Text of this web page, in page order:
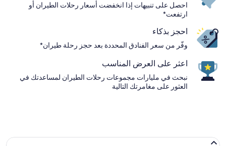
احصل على تنبيهات إذا انخفضت أسعار رحلات الطيران أو
ارتفعت*
احجز بذكاء
وفّر من سعر الفنادق المحددة بعد حجز رحلة طيران*
اعثر على العرض المناسب
نبحث في مليارات مجموعات رحلات الطيران لمساعدتك في
العثور على مغامرتك التالية